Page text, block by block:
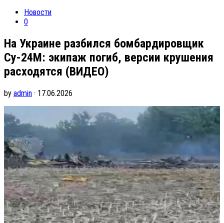
Новости
0
На Украине разбился бомбардировщик
Су-24М: экипаж погиб, версии крушения
расходятся (ВИДЕО)
by admin · 17.06.2026